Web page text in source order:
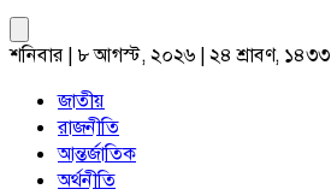
শনিবার | ৮ আগস্ট, ২০২৬ | ২৪ শ্রাবণ, ১৪৩৩
জাতীয়
রাজনীতি
আন্তর্জাতিক
অর্থনীতি